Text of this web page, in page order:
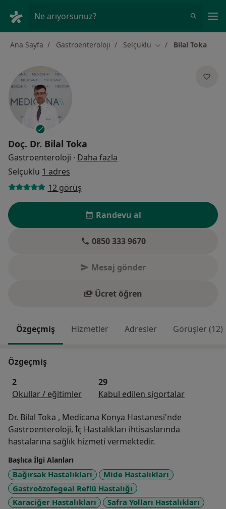
Ne arıyorsunuz?
Ana Sayfa Gastroenteroloji Selçuklu Şehir değiştir
Bilal Toka
Doç. Dr. Bilal Toka
Gastroenteroloji · Daha fazla
Selçuklu 1 adres
12 görüş
Randevu al
0850 333 9670
Mesaj gönder
Ücret öğren
Özgeçmiş Hizmetler Adresler Görüşler (12)
Özgeçmiş
2
Okullar / eğitimler
29
Kabul edilen sigortalar
Dr. Bilal Toka , Medicana Konya Hastanesi'nde
Gastroenteroloji, İç Hastalıkları ihtisaslarında
hastalarına sağlık hizmeti vermektedir.
Başlıca İlgi Alanları
Bağırsak Hastalıkları
Mide Hastalıkları
Gastroözofegeal Reflü Hastalığı
Karaciğer Hastalıkları
Safra Yolları Hastalıkları